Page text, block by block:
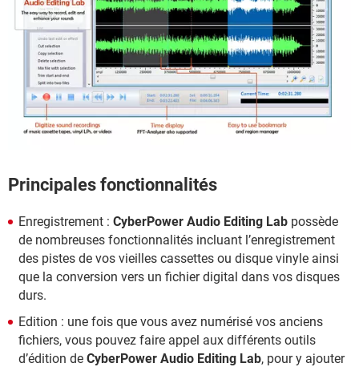
Principales fonctionnalités
Enregistrement : CyberPower Audio Editing Lab possède
de nombreuses fonctionnalités incluant l’enregistrement
des pistes de vos vieilles cassettes ou disque vinyle ainsi
que la conversion vers un fichier digital dans vos disques
durs.
Edition : une fois que vous avez numérisé vos anciens
fichiers, vous pouvez faire appel aux différents outils
d’édition de CyberPower Audio Editing Lab, pour y ajouter